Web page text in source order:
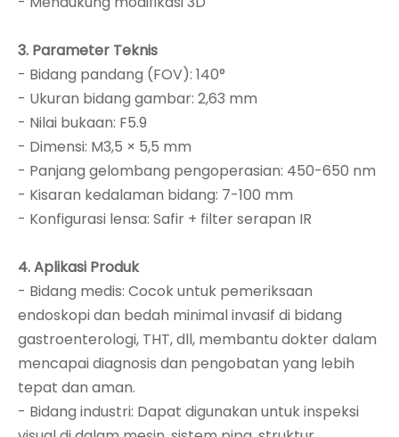
3. Parameter Teknis
- Bidang pandang (FOV): 140°
- Ukuran bidang gambar: 2,63 mm
- Nilai bukaan: F5.9
- Dimensi: M3,5 × 5,5 mm
- Panjang gelombang pengoperasian: 450-650 nm
- Kisaran kedalaman bidang: 7-100 mm
- Konfigurasi lensa: Safir + filter serapan IR
4. Aplikasi Produk
- Bidang medis: Cocok untuk pemeriksaan
endoskopi dan bedah minimal invasif di bidang
gastroenterologi, THT, dll, membantu dokter dalam
mencapai diagnosis dan pengobatan yang lebih
tepat dan aman.
- Bidang industri: Dapat digunakan untuk inspeksi